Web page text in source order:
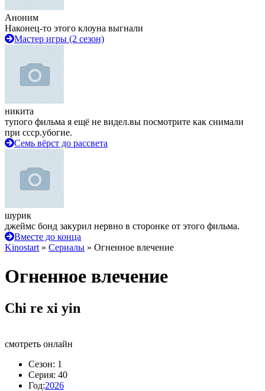
Аноним
Наконец-то этого клоуна выгнали
Мастер игры (2 сезон)
никита
тупого фильма я ещё не видел.вы посмотрите как снимали
при ссср.убогие.
Семь вёрст до рассвета
шурик
джеймс бонд закурил нервно в сторонке от этого фильма.
Вместе до конца
Kinostart » Сериалы » Огненное влечение
Огненное влечение
Chi re xi yin
смотреть онлайн
Сезон: 1
Серия: 40
Год:2026